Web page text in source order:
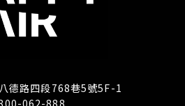
德路四段768巷5號5F-1